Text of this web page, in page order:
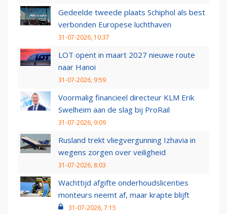
Gedeelde tweede plaats Schiphol als best
verbonden Europese luchthaven
31-07-2026, 10:37
LOT opent in maart 2027 nieuwe route
naar Hanoi
31-07-2026, 9:59
Voormalig financieel directeur KLM Erik
Swelheim aan de slag bij ProRail
31-07-2026, 9:09
Rusland trekt vliegvergunning Izhavia in
wegens zorgen over veiligheid
31-07-2026, 8:03
Wachttijd afgifte onderhoudslicenties
monteurs neemt af, maar krapte blijft
31-07-2026, 7:15